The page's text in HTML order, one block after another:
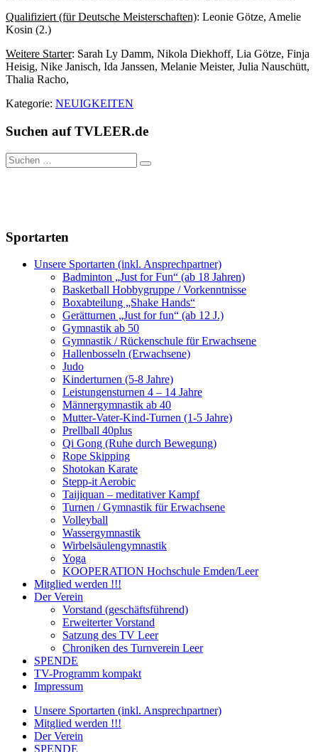
Qualifiziert (für Deutsche Meisterschaften): Leonie Götze, Amelie
Kosin (2.)
Weitere Starter: Sarah Ly Damm, Nikola Diekhoff, Lia Götze, Finja
Heisig, Nike Janisch, Ida Janssen, Melanie Meister, Julia Nauschütt,
Thalia Racho,
Kategorie: NEUIGKEITEN
Suchen auf TVLEER.de
Suche
nach:
Sportarten
Unsere Sportarten (inkl. Ansprechpartner)
Badminton „Just for Fun“ (ab 18 Jahren)
Basketball Hobbygruppe / Vorkenntnisse
Boxabteilung „Shake Hands“
Gerätturnen „Just for fun“ (ab 12 J.)
Gymnastik ab 50
Gymnastik / Rückenschule für Erwachsene
Hallenbosseln (Erwachsene)
Judo
Kinderturnen (5-8 Jahre)
Leistungensturnen 4 – 14 Jahre
Männergymnastik ab 40
Mutter-Vater-Kind-Turnen (1-5 Jahre)
Prellball 40plus
Qi Gong (Ruhe durch Bewegung)
Rope Skipping
Shotokan Karate
Stepp-it Aerobic
Taijiquan – meditativer Kampf
Turnen / Gymnastik für Erwachsene
Volleyball
Wassergymnastik
Wirbelsäulengymnastik
Yoga
KOOPERATION Hochschule Emden/Leer
Mitglied werden !!!
Der Verein
Vorstand (geschäftsführend)
Erweiterter Vorstand
Satzung des TV Leer
Chroniken des Turnverein Leer
SPENDE
TV-Programm kompakt
Impressum
Unsere Sportarten (inkl. Ansprechpartner)
Mitglied werden !!!
Der Verein
SPENDE